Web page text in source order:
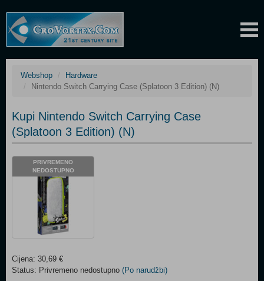
Webshop
Hardware
Nintendo Switch Carrying Case (Splatoon 3 Edition) (N)
Kupi Nintendo Switch Carrying Case
(Splatoon 3 Edition) (N)
PRIVREMENO
NEDOSTUPNO
Cijena: 30,69 €
Status: Privremeno nedostupno (Po narudžbi)